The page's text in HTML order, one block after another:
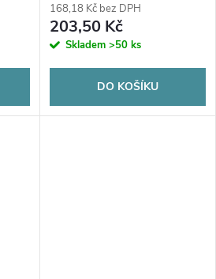
168,18 Kč bez DPH
203,50 Kč
Skladem >50 ks
DO KOŠÍKU